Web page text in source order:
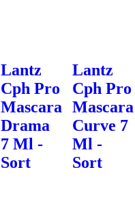
Lantz
Cph Pro
Mascara
Drama
7 Ml -
Sort
Lantz
Cph Pro
Mascara
Curve 7
Ml -
Sort